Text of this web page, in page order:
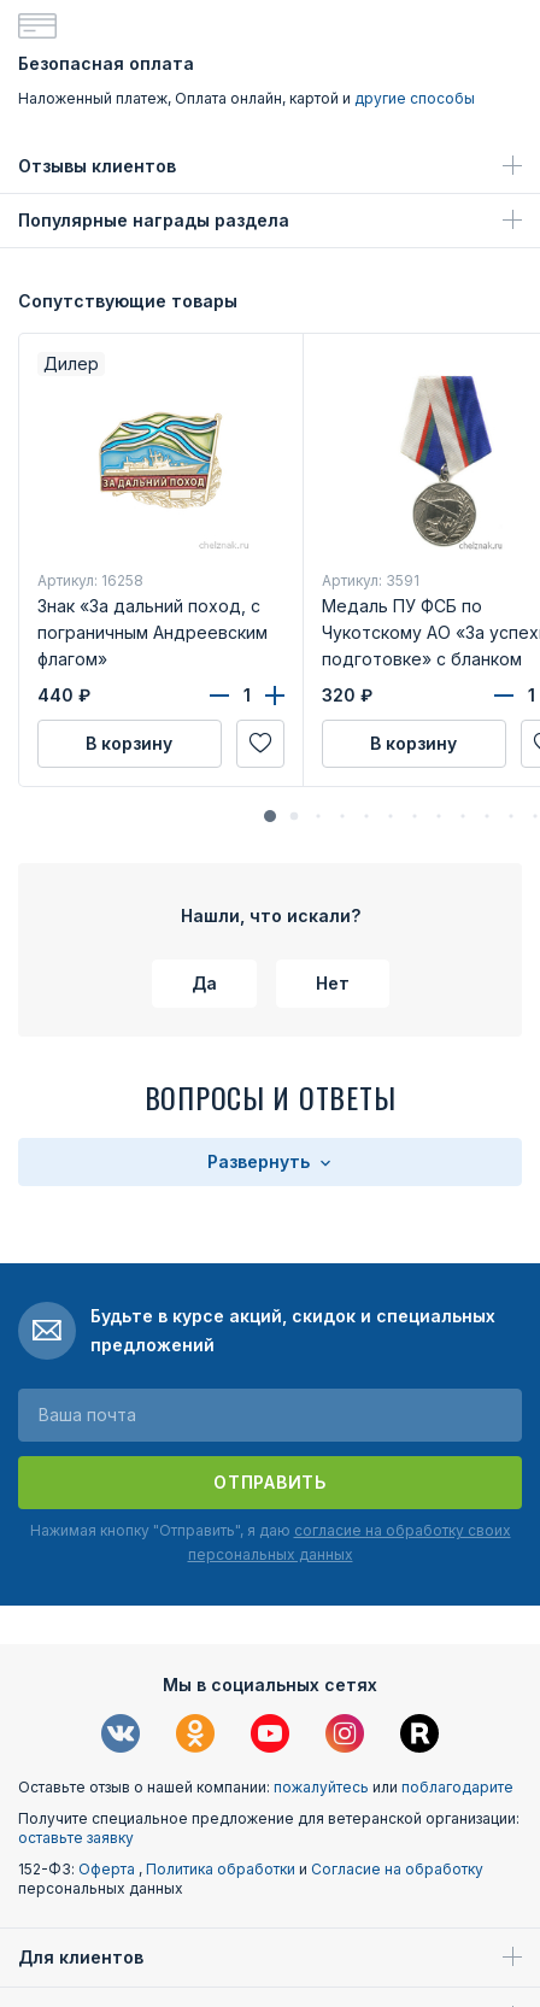
Безопасная оплата
Наложенный платеж, Оплата онлайн, картой и другие способы
Отзывы клиентов
Популярные награды раздела
Сопутствующие товары
Дилер
Артикул: 16258
Знак «За дальний поход, с
пограничным Андреевским
флагом»
440 ₽
В корзину
Артикул: 3591
Медаль ПУ ФСБ по
Чукотскому АО «За
подготовке» с бланком
удостоверения
320 ₽
В корзину
Нашли, что искали?
Да Нет
ВОПРОСЫ И ОТВЕТЫ
Развернуть
Будьте в курсе акций, скидок и специальных
предложений
ОТПРАВИТЬ
Нажимая кнопку "Отправить", я даю согласие на обработку своих
персональных данных
Мы в социальных сетях
Оставьте отзыв о нашей компании: пожалуйтесь или поблагодарите
Получите специальное предложение для ветеранской организации:
оставьте заявку
152-ФЗ: Оферта , Политика обработки и Согласие на обработку
персональных данных
Для клиентов